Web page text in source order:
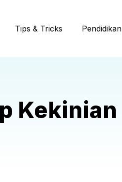
Tips & Tricks Pendidikan
Kekinian